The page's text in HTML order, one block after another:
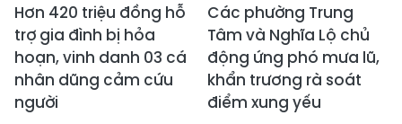
Hơn 420 triệu đồng hỗ
trợ gia đình bị hỏa
hoạn, vinh danh 03 cá
nhân dũng cảm cứu
người
Các phường Trung
Tâm và Nghĩa Lộ chủ
động ứng phó mưa lũ,
khẩn trương rà soát
điểm xung yếu